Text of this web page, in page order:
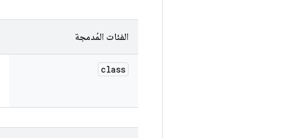
الفئات المُدمجة
class